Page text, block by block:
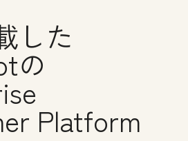
した
の
Platform